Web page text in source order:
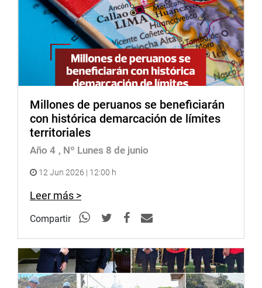
Millones de peruanos se beneficiarán
con histórica demarcación de límites
territoriales
Año 4 , Nº Lunes 8 de junio
12 Jun 2026 | 12:00 h
Leer más >
Compartir